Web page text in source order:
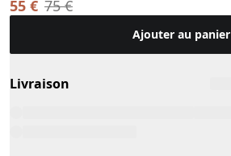
55 € 75 €
Ajouter au panier
Livraison